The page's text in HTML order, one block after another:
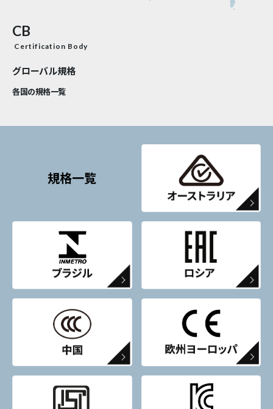
CB
Certification Body
グローバル規格
各国の規格一覧
規格一覧